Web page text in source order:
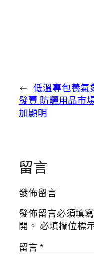
← 低溫專包養氣
發賣 防曬用品市
加顯明
留言
發佈留言
發佈留言必須填
開。 必填欄位標
留言*